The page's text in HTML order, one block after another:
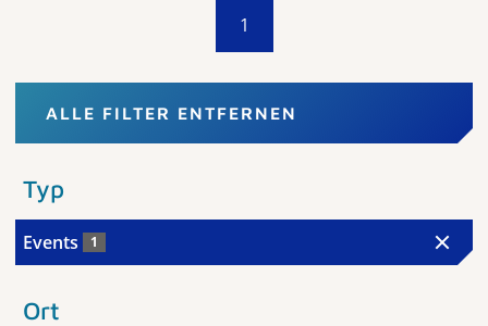
1
ALLE FILTER ENTFERNEN
Typ
Events 1
Ort